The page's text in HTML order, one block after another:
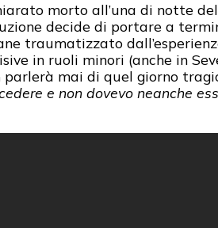
morto all’una di notte
decide di portare a
traumatizzato
in ruoli minori (anche in
mai di quel giorno
e non dovevo neanche